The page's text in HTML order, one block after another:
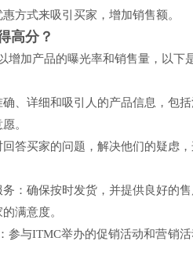
方式来吸引买家，增加销售额。
高分？
增加产品的曝光率和销售量，以下
、详细和吸引人的产品信息，包
。
答买家的问题，解决他们的疑虑
：确保按时发货，并提供良好的
满意度。
参与ITMC举办的促销活动和营销